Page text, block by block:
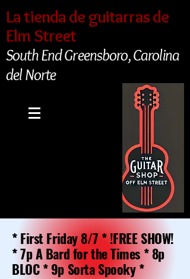
La tienda de guitarras de
Elm Street
South End Greensboro, Carolina
del Norte
* First Friday 8/7 * !FREE SHOW!
* 7p A Bard for the Times * 8p
BLOC * 9p Sorta Spooky *